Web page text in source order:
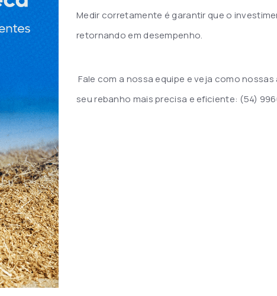
Medir corretamente é garantir que o
retornando em desempenho.
Fale com a nossa equipe e veja como
seu rebanho mais precisa e eficiente: (54)